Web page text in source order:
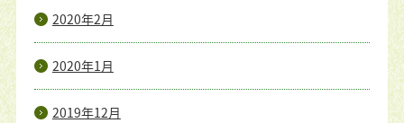
2020年2月
2020年1月
2019年12月